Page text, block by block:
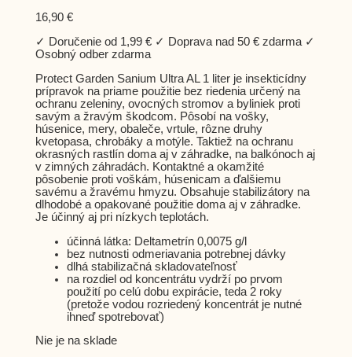
16,90€
✓ Doručenie od 1,99 € ✓ Doprava nad 50 € zdarma ✓
Osobný odber zdarma
Protect Garden Sanium Ultra AL 1 liter je insekticídny
prípravok na priame použitie bez riedenia určený na
ochranu zeleniny, ovocných stromov a byliniek proti
savým a žravým škodcom. Pôsobí na vošky,
húsenice, mery, obaleče, vrtule, rôzne druhy
kvetopasa, chrobáky a motýle. Taktiež na ochranu
okrasných rastlín doma aj v záhradke, na balkónoch aj
v zimných záhradách. Kontaktné a okamžité
pôsobenie proti voškám, húsenicam a ďalšiemu
savému a žravému hmyzu. Obsahuje stabilizátory na
dlhodobé a opakované použitie doma aj v záhradke.
Je účinný aj pri nízkych teplotách.
účinná látka: Deltametrín 0,0075 g/l
bez nutnosti odmeriavania potrebnej dávky
dlhá stabilizačná skladovateľnosť
na rozdiel od koncentrátu vydrží po prvom
použití po celú dobu expirácie, teda 2 roky
(pretože vodou rozriedený koncentrát je nutné
ihneď spotrebovať)
Nie je na sklade